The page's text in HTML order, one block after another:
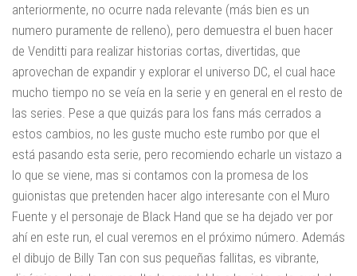
anteriormente, no ocurre nada relevante (más bien es un
numero puramente de relleno), pero demuestra el buen hacer
de Venditti para realizar historias cortas, divertidas, que
aprovechan de expandir y explorar el universo DC, el cual hace
mucho tiempo no se veía en la serie y en general en el resto de
las series. Pese a que quizás para los fans más cerrados a
estos cambios, no les guste mucho este rumbo por que el
está pasando esta serie, pero recomiendo echarle un vistazo a
lo que se viene, mas si contamos con la promesa de los
guionistas que pretenden hacer algo interesante con el Muro
Fuente y el personaje de Black Hand que se ha dejado ver por
ahí en este run, el cual veremos en el próximo número. Además
el dibujo de Billy Tan con sus pequeñas fallitas, es vibrante,